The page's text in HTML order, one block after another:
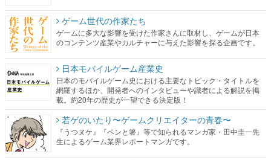
ゲーム世代の作家たち
ゲームに多大な影響を受けた作家さんに取材し、ゲームが日本
のコンテンツ産業やカルチャーに与えた影響を探る企画です。
日本モバイルゲーム産業史
日本のモバイルゲーム史における主要なトピック・タイトルを
網羅するほか、開発者へのインタビューや識者による解説を掲
載。約20年の歴史が一望できる決定版！
若ゲのいたり〜ゲームクリエイターの青春〜
『うつヌケ』『ペンと箸』等で知られるマンガ家・田中圭一先
生によるゲーム業界レポートマンガです。